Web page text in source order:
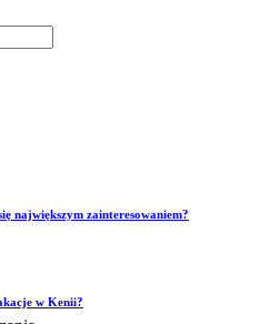
największym zainteresowaniem?
w Kenii?